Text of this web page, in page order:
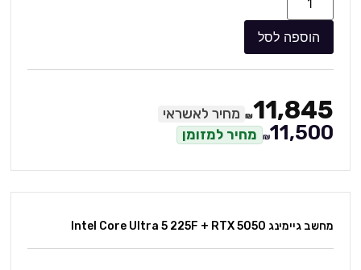
הוספה לסל
₪11,845 מחיר לאשראי
₪11,500 מחיר למזומן
מחשב גיימינג Intel Core Ultra 5 225F + RTX 5050